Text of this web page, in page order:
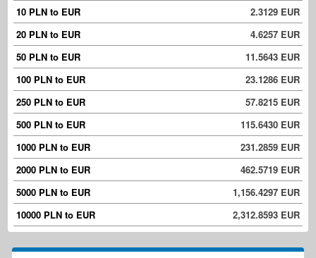
10 PLN to EUR
2.3129 EUR
20 PLN to EUR
4.6257 EUR
50 PLN to EUR
11.5643 EUR
100 PLN to EUR
23.1286 EUR
250 PLN to EUR
57.8215 EUR
500 PLN to EUR
115.6430 EUR
1000 PLN to EUR
231.2859 EUR
2000 PLN to EUR
462.5719 EUR
5000 PLN to EUR
1,156.4297 EUR
10000 PLN to EUR
2,312.8593 EUR